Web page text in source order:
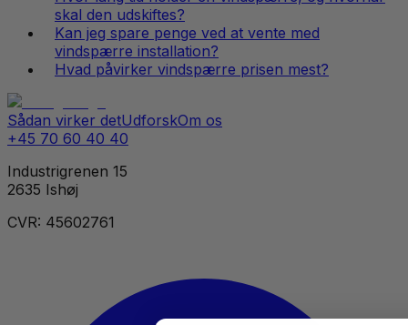
skal den udskiftes?
Kan jeg spare penge ved at vente med
vindspærre installation?
Hvad påvirker vindspærre prisen mest?
Sådan virker detUdforskOm os
+45 70 60 40 40
Industrigrenen 15
2635 Ishøj
CVR: 45602761